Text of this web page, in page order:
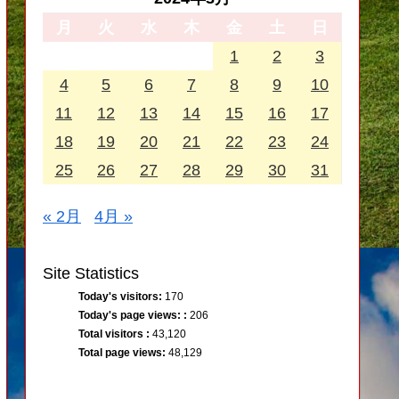
月
火 水 木 金 土
日
1
2
3
4
5 6 7 8 9
10
11
12 13 14 15 16
17
18
19 20 21 22 23
24
25
26 27 28 29 30 31
« 2月 4月 »
Site Statistics
Today's visitors: 170
Today's page views: : 206
Total visitors : 43,120
Total page views: 48,129